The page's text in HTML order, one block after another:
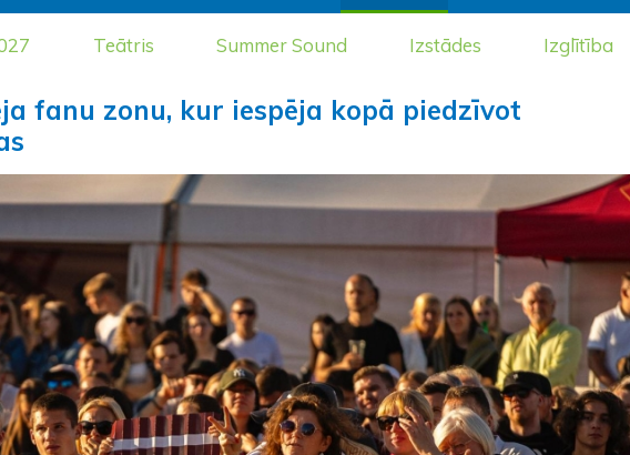
Teātris Summer Sound Izstādes Izglītība
fanu zonu, kur iespēja kopā piedzīvot